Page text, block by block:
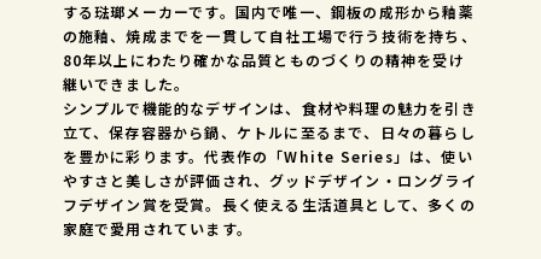
する琺瑯メーカーです。国内で唯一、鋼板の成形から釉薬
の施釉、焼成までを一貫して自社工場で行う技術を持ち、
80年以上にわたり確かな品質とものづくりの精神を受け
継いできました。
シンプルで機能的なデザインは、食材や料理の魅力を引き
立て、保存容器から鍋、ケトルに至るまで、日々の暮らし
を豊かに彩ります。代表作の「White Series」は、使い
やすさと美しさが評価され、グッドデザイン・ロングライ
フデザイン賞を受賞。長く使える生活道具として、多くの
家庭で愛用されています。